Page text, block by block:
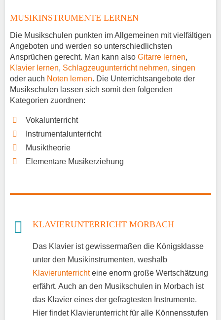
MUSIKINSTRUMENTE LERNEN
Die Musikschulen punkten im Allgemeinen mit vielfältigen
Angeboten und werden so unterschiedlichsten
Ansprüchen gerecht. Man kann also Gitarre lernen,
Klavier lernen, Schlagzeugunterricht nehmen, singen
oder auch Noten lernen. Die Unterrichtsangebote der
Musikschulen lassen sich somit den folgenden
Kategorien zuordnen:
Vokalunterricht
Instrumentalunterricht
Musiktheorie
Elementare Musikerziehung
KLAVIERUNTERRICHT MORBACH
Das Klavier ist gewissermaßen die Königsklasse
unter den Musikinstrumenten, weshalb
Klavierunterrichteine enorm große Wertschätzung
erfährt. Auch an den Musikschulen in Morbach ist
das Klavier eines der gefragtesten Instrumente.
Hier findet Klavierunterricht für alle Könnensstufen